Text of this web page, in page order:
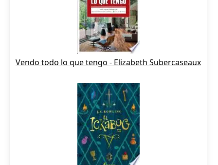
Vendo todo lo que tengo - Elizabeth Subercaseaux